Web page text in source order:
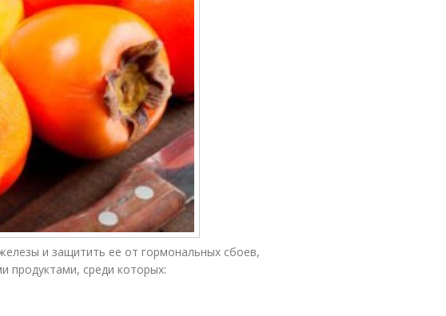
и защитить ее от гормональных сбоев,
продуктами, среди которых: